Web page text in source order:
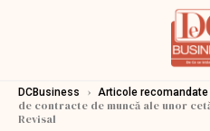
DCBusiness › Articole recomandate
de contracte de muncă ale unor
Revisal